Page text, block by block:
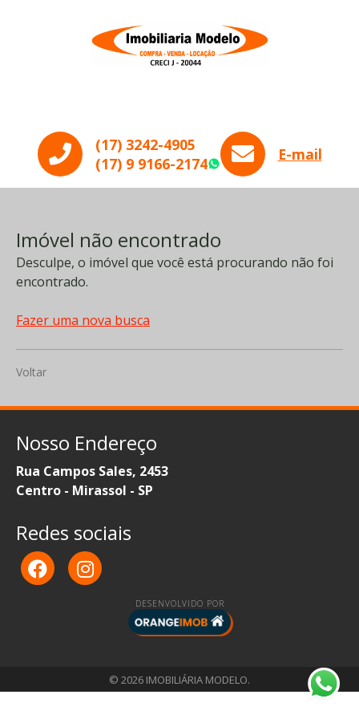
(17) 3242-4905
(17) 9 9166-2174
WhatsApp
E-mail
Imóvel não encontrado
Desculpe, o imóvel que você está procurando não foi
encontrado.
Fazer uma nova busca
Voltar
Nosso Endereço
Rua Campos Sales, 2453
Centro - Mirassol - SP
Redes sociais
DESENVOLVIDO POR
© 2026 IMOBILIÁRIA MODELO.